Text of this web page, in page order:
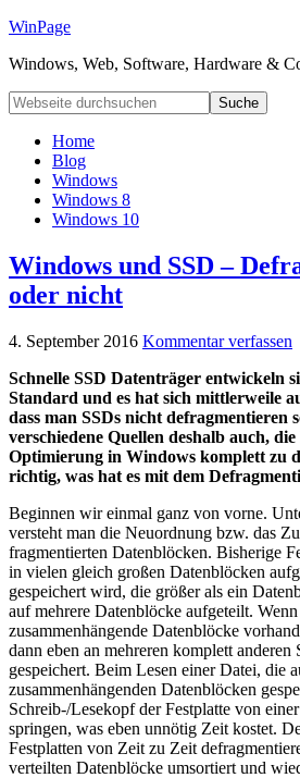
WinPage
Windows, Web, Software, Hardware &
Home
Blog
Windows
Windows 8
Windows 10
Windows und SSD –
oder nicht
4. September 2016 Kommentar verfassen
Schnelle SSD Datenträger entwickeln
Standard und es hat sich mittlerweile
dass man SSDs nicht defragmentieren
verschiedene Quellen deshalb auch,
Optimierung in Windows komplett zu
richtig, was hat es mit dem
Beginnen wir einmal ganz von vorne.
versteht man die Neuordnung bzw. das
fragmentierten Datenblöcken. Bisherige
in vielen gleich großen Datenblöcken
gespeichert wird, die größer als ein
auf mehrere Datenblöcke aufgeteilt.
zusammenhängende Datenblöcke
dann eben an mehreren komplett anderen
gespeichert. Beim Lesen einer Datei, die
zusammenhängenden Datenblöcken
Schreib-/Lesekopf der Festplatte von
springen, was eben unnötig Zeit kostet.
Festplatten von Zeit zu Zeit
verteilten Datenblöcke umsortiert und